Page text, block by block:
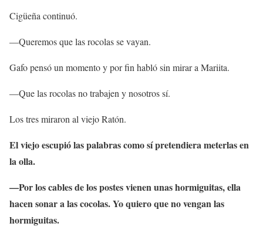
Cigüeña continuó.
—Queremos que las rocolas se vayan.
Gafo pensó un momento y por fin habló sin mirar a Mariita.
—Que las rocolas no trabajen y nosotros sí.
Los tres miraron al viejo Ratón.
El viejo escupió las palabras como sí pretendiera meterlas en
la olla.
—Por los cables de los postes vienen unas hormiguitas, ella
hacen sonar a las cocolas. Yo quiero que no vengan las
hormiguitas.